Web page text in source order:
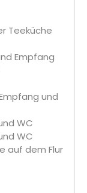
Teeküche
Empfang
und
WC
WC
auf dem Flur